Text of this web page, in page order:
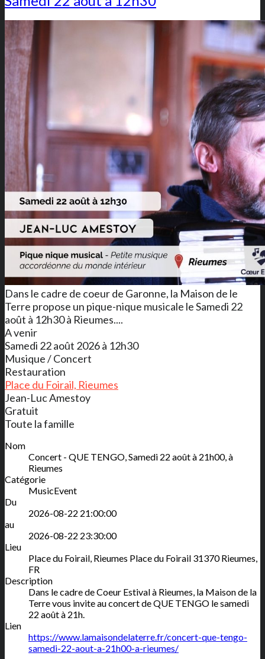
Dans le cadre de coeur de Garonne, la Maison de le
Terre propose un pique-nique musicale le Samedi 22
août à 12h30 à Rieumes....
A venir
Samedi 22 août 2026 à 12h30
Musique / Concert
Restauration
Place du Foirail, Rieumes
Jean-Luc Amestoy
Gratuit
Toute la famille
Nom
Concert - QUE TENGO, Samedi 22 août à 21h00, à
Rieumes
Catégorie
MusicEvent
Du
2026-08-22 21:00:00
au
2026-08-22 23:30:00
Lieu
Place du Foirail, Rieumes Place du Foirail 31370 Rieumes,
FR
Description
Dans le cadre de Coeur Estival à Rieumes, la Maison de la
Terre vous invite au concert de QUE TENGO le samedi
22 août à 21h.
Lien
https://www.lamaisondelaterre.fr/concert-que-tengo-
samedi-22-aout-a-21h00-a-rieumes/